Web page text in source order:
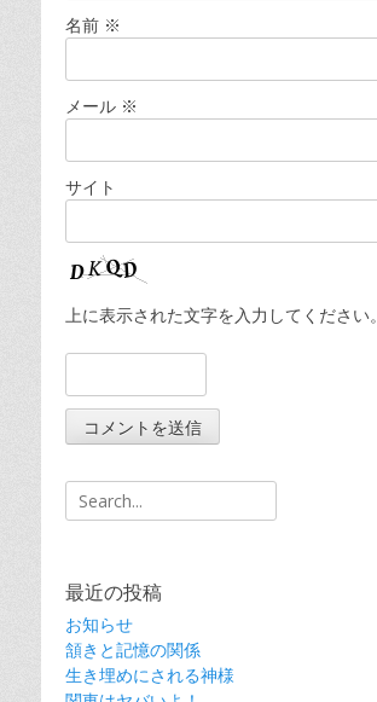
名前 ※
メール ※
サイト
上に表示された文字を入力してください。
Search
for:
最近の投稿
お知らせ
頷きと記憶の関係
生き埋めにされる神様